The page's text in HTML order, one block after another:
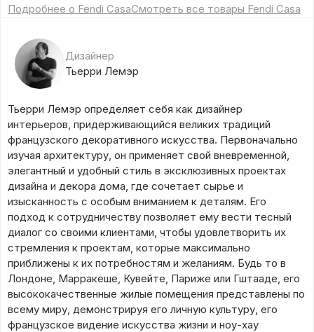
Подробнее о Fendi CasaСмотреть все товары Fendi Casa
Дизайнер
Тьерри Лемэр
Тьерри Лемэр определяет себя как дизайнер
интерьеров, придерживающийся великих традиций
французского декоративного искусства. Первоначально
изучая архитектуру, он применяет свой вневременной,
элегантный и удобный стиль в эксклюзивных проектах
дизайна и декора дома, где сочетает сырье и
изысканность с особым вниманием к деталям. Его
подход к сотрудничеству позволяет ему вести тесный
диалог со своими клиентами, чтобы удовлетворить их
стремления к проектам, которые максимально
приближены к их потребностям и желаниям. Будь то в
Лондоне, Марракеше, Кувейте, Париже или Гштааде, его
высококачественные жилые помещения представлены по
всему миру, демонстрируя его личную культуру, его
французское видение искусства жизни и ноу-хау